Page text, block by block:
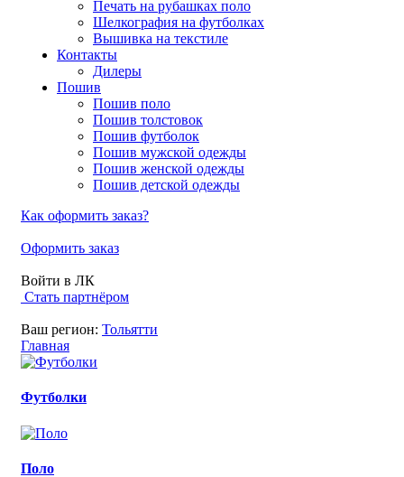
Печать на рубашках поло
Шелкография на футболках
Вышивка на текстиле
Контакты
Дилеры
Пошив
Пошив поло
Пошив толстовок
Пошив футболок
Пошив мужской одежды
Пошив женской одежды
Пошив детской одежды
Как оформить заказ?
Оформить заказ
Войти в ЛК
Стать партнёром
Ваш регион: Тольятти
Главная
Футболки
Поло